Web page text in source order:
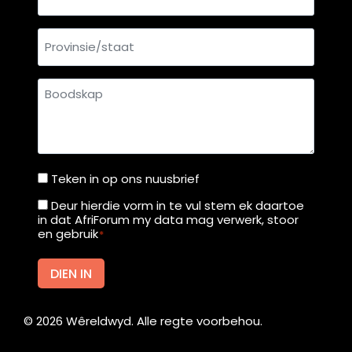
Provinsie/staat
Boodskap
Teken
in
op
ons
nuusbrief
Teken in op ons nuusbrief
Deur
hierdie
te
vul
Deur hierdie vorm in te vul stem ek daartoe
in dat AfriForum my data mag verwerk, stoor
en gebruik*
DIEN IN
© 2026 Wêreldwyd. Alle regte voorbehou.